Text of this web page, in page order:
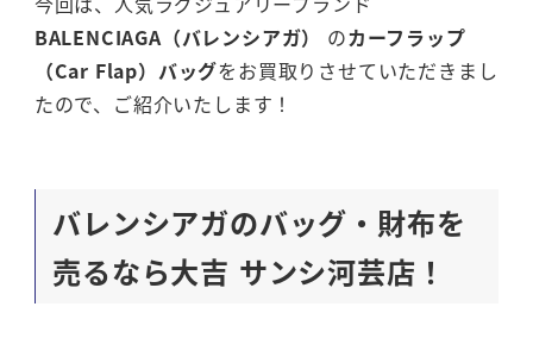
BALENCIAGA（バレンシアガ）
のカーフラップ
（Car Flap）バッグをお買取りさせていただきまし
たので、ご紹介いたします！
バレンシアガのバッグ・財布を
売るなら大吉 サンシ河芸店！